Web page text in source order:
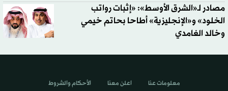
مصادر لـ«الشرق الأوسط»: «إثبات رواتب
الخلود» و«الإنجليزية» أطاحا بحاتم خيمي
وخالد الغامدي
معلومات عنا اعلن معنا الأحكام والشروط